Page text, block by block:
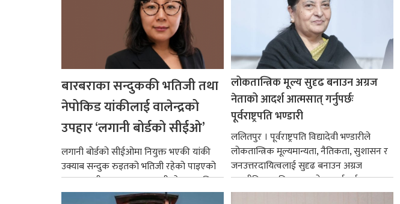
बारबराका सन्दुककी भतिजी तथा
नेपोकिड यांकीलाई वालेन्द्रको
उपहार ‘लगानी बोर्डको सीईओ’
लगानी बोर्डको सीईओमा नियुक्त भएकी यांकी
उक्याब सन्दुक रुइतको भतिजी रहेको पाइएको
छ। तत्कालीन समयमा महाकालीको अञ्चलाधिश
नै बनेका जोन...
लोकतान्त्रिक मूल्य सुदृढ बनाउन अग्रज
नेताको आदर्श आत्मसात् गर्नुपर्छः
पूर्वराष्ट्रपति भण्डारी
ललितपुर । पूर्वराष्ट्रपति विद्यादेवी भण्डारीले
लोकतान्त्रिक मूल्यमान्यता, नैतिकता, सुशासन र
जनउत्तरदायित्वलाई सुदृढ बनाउन अग्रज
राजनीतिक व्यक्तित्वहरूको आदर्शलाई आत्मसात्
गर्न आवश्यक...